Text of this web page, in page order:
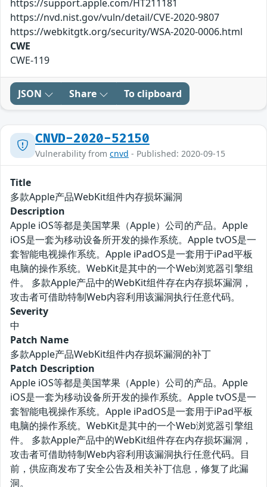
https://support.apple.com/HT211181
https://nvd.nist.gov/vuln/detail/CVE-2020-9807
https://webkitgtk.org/security/WSA-2020-0006.html
CWE
CWE-119
JSON Share To clipboard
CNVD-2020-52150
Vulnerability from cnvd - Published: 2020-09-15
Title
多款Apple产品WebKit组件内存损坏漏洞
Description
Apple iOS等都是美国苹果（Apple）公司的产品。Apple
iOS是一套为移动设备所开发的操作系统。Apple tvOS是一
套智能电视操作系统。Apple iPadOS是一套用于iPad平板
电脑的操作系统。WebKit是其中的一个Web浏览器引擎组
件。 多款Apple产品中的WebKit组件存在内存损坏漏洞，
攻击者可借助特制Web内容利用该漏洞执行任意代码。
Severity
中
Patch Name
多款Apple产品WebKit组件内存损坏漏洞的补丁
Patch Description
Apple iOS等都是美国苹果（Apple）公司的产品。Apple
iOS是一套为移动设备所开发的操作系统。Apple tvOS是一
套智能电视操作系统。Apple iPadOS是一套用于iPad平板
电脑的操作系统。WebKit是其中的一个Web浏览器引擎组
件。 多款Apple产品中的WebKit组件存在内存损坏漏洞，
攻击者可借助特制Web内容利用该漏洞执行任意代码。目
前，供应商发布了安全公告及相关补丁信息，修复了此漏
洞。